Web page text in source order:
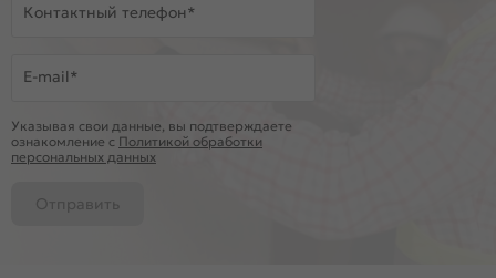
Контактный телефон*
E-mail*
Указывая свои данные, вы подтверждаете
ознакомление c Политикой обработки
персональных данных
Отправить